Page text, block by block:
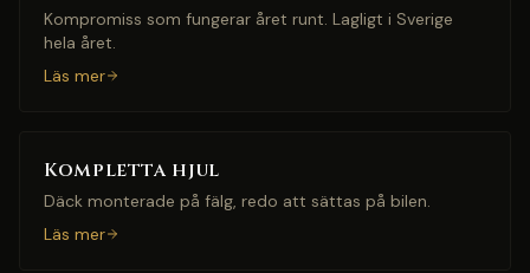
Kompromiss som fungerar året runt. Lagligt i Sverige
hela året.
Läs mer
Kompletta hjul
Däck monterade på fälg, redo att sättas på bilen.
Läs mer